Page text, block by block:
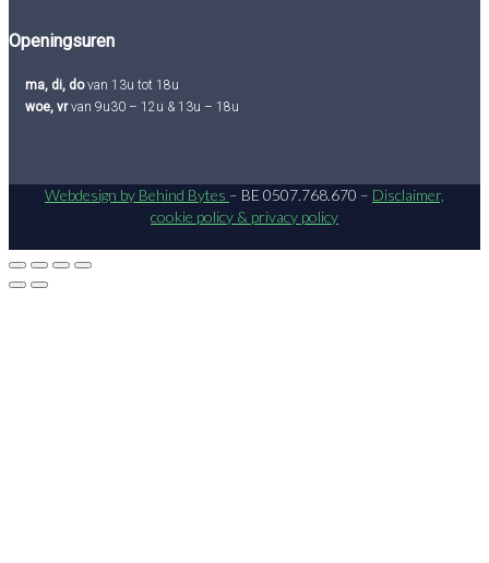
Openingsuren
ma, di, dovan 13u tot 18u
woe, vrvan 9u30 – 12u & 13u – 18u
Webdesign by Behind Bytes – BE 0507.768.670 – Disclaimer,
cookie policy & privacy policy